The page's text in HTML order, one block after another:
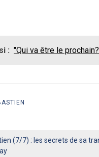
: "Qui va être le
(7/7) : les secrets de sa